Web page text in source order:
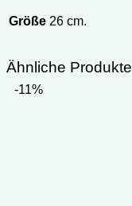
Größe 26 cm.
Ähnliche Produkte
-11%